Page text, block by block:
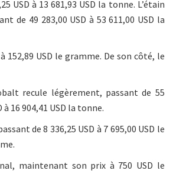
USD à 13 681,93 USD la tonne. L’étain
de 49 283,00 USD à 53 611,00 USD la
152,89 USD le gramme. De son côté, le
recule légèrement, passant de 55
à 16 904,41 USD la tonne.
de 8 336,25 USD à 7 695,00 USD le
maintenant son prix à 750 USD le